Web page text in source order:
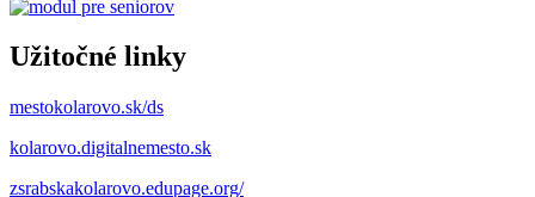
Užitočné linky
mestokolarovo.sk/ds
kolarovo.digitalnemesto.sk
zsrabskakolarovo.edupage.org/